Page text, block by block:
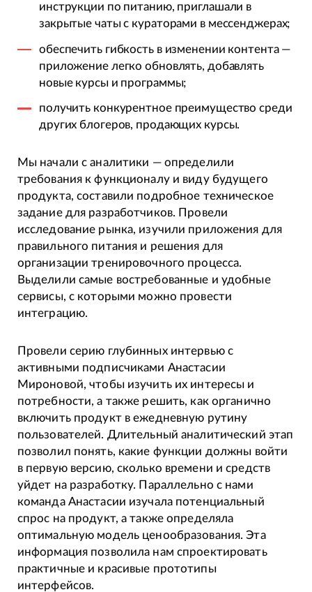
инструкции по питанию, приглашали в
закрытые чаты с кураторами в мессенджерах;
обеспечить гибкость в изменении контента —
приложение легко обновлять, добавлять
новые курсы и программы;
получить конкурентное преимущество среди
других блогеров, продающих курсы.
Мы начали с аналитики — определили
требования к функционалу и виду будущего
продукта, составили подробное техническое
задание для разработчиков. Провели
исследование рынка, изучили приложения для
правильного питания и решения для
организации тренировочного процесса.
Выделили самые востребованные и удобные
сервисы, с которыми можно провести
интеграцию.
Провели серию глубинных интервью с
активными подписчиками Анастасии
Мироновой, чтобы изучить их интересы и
потребности, а также решить, как органично
включить продукт в ежедневную рутину
пользователей. Длительный аналитический этап
позволил понять, какие функции должны войти
в первую версию, сколько времени и средств
уйдет на разработку. Параллельно с нами
команда Анастасии изучала потенциальный
спрос на продукт, а также определяла
оптимальную модель ценообразования. Эта
информация позволила нам спроектировать
практичные и красивые прототипы
интерфейсов.